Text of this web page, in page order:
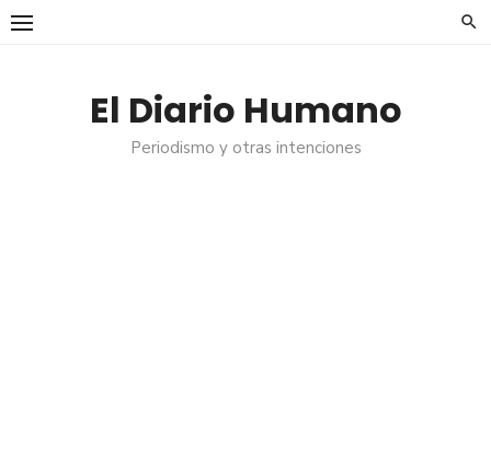
Saltar
El Diario Humano
Periodismo y otras intenciones